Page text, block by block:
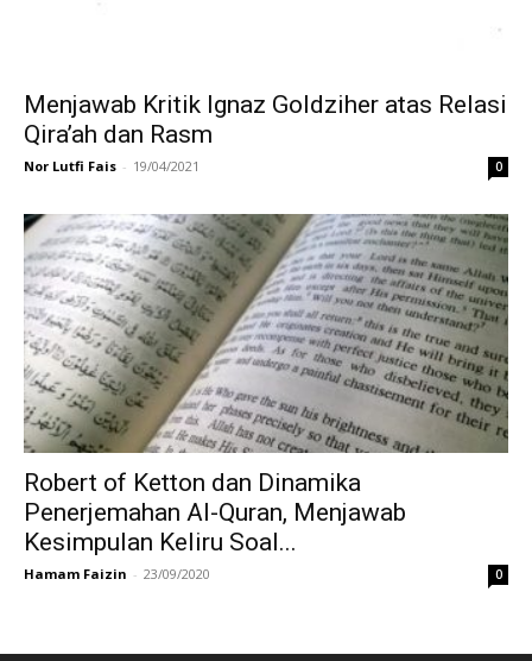
Menjawab Kritik Ignaz Goldziher atas Relasi
Qira’ah dan Rasm
Nor Lutfi Fais - 19/04/2021 0
Robert of Ketton dan Dinamika
Penerjemahan Al-Quran, Menjawab
Kesimpulan Keliru Soal...
Hamam Faizin - 23/09/2020 0